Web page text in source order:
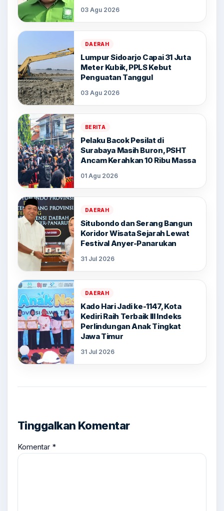
03 Agu 2026
DAERAH
Lumpur Sidoarjo Capai 31 Juta
Meter Kubik, PPLS Kebut
Penguatan Tanggul
03 Agu 2026
BERITA
Pelaku Bacok Pesilat di
Surabaya Masih Buron, PSHT
Ancam Kerahkan 10 Ribu Massa
01 Agu 2026
DAERAH
Situbondo dan Serang Bangun
Koridor Wisata Sejarah Lewat
Festival Anyer-Panarukan
31 Jul 2026
DAERAH
Kado Hari Jadi ke-1147, Kota
Kediri Raih Terbaik III Indeks
Perlindungan Anak Tingkat
Jawa Timur
31 Jul 2026
Tinggalkan Komentar
Komentar *